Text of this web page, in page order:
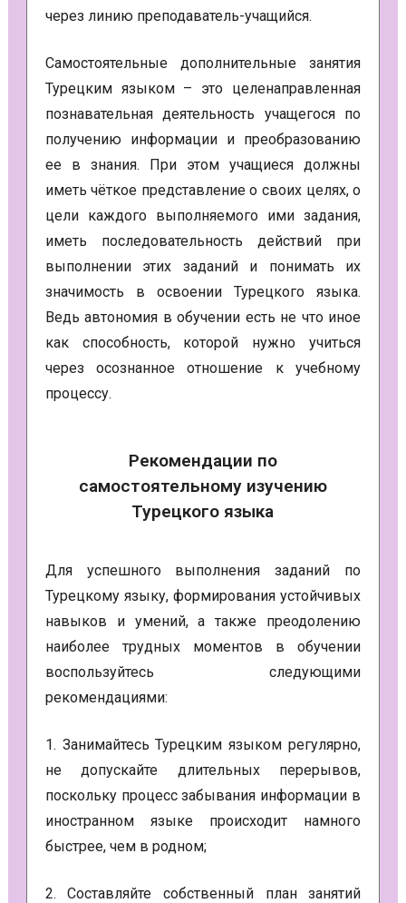
через линию преподаватель-учащийся.
Самостоятельные дополнительные занятия
Турецким языком – это целенаправленная
познавательная деятельность учащегося по
получению информации и преобразованию
ее в знания. При этом учащиеся должны
иметь чёткое представление о своих целях, о
цели каждого выполняемого ими задания,
иметь последовательность действий при
выполнении этих заданий и понимать их
значимость в освоении Турецкого языка.
Ведь автономия в обучении есть не что иное
как способность, которой нужно учиться
через осознанное отношение к учебному
процессу.
Рекомендации по
самостоятельному изучению
Турецкого языка
Для успешного выполнения заданий по
Турецкому языку, формирования устойчивых
навыков и умений, а также преодолению
наиболее трудных моментов в обучении
воспользуйтесь следующими
рекомендациями:
1. Занимайтесь Турецким языком регулярно,
не допускайте длительных перерывов,
поскольку процесс забывания информации в
иностранном языке происходит намного
быстрее, чем в родном;
2. Составляйте собственный план занятий